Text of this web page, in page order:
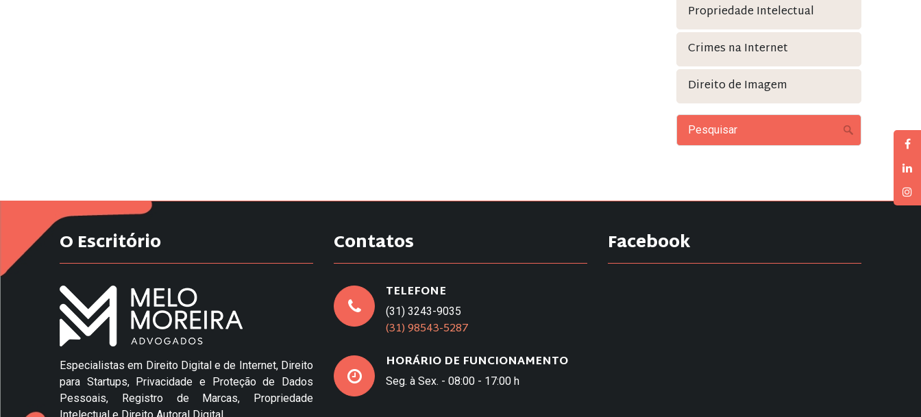
Propriedade Intelectual
Crimes na Internet
Direito de Imagem
O Escritório
Especialistas em Direito Digital e de Internet, Direito
para Startups, Privacidade e Proteção de Dados
Pessoais, Registro de Marcas, Propriedade
Contatos
TELEFONE
(31) 3243-9035
(31) 98543-5287
HORÁRIO DE FUNCIONAMENTO
Seg. à Sex. - 08:00 - 17:00 h
Facebook